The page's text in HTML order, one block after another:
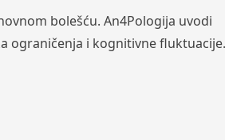
bolešću. An4Pologija uvodi
ograničenja i kognitivne fluktuacije.